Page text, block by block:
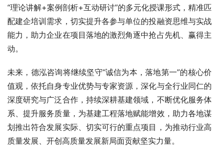
“理论讲解+案例剖析+互动研讨”的多元化授课形式，精准匹
配建企培训需求，切实提升各参与单位的投融资思维与实战
能力，助力企业在项目落地的激烈角逐中抢占先机、赢得主
动。
未来，德泓咨询将继续坚守“诚信为本，落地第一”的核心价
值观，依托自身专业优势与专家资源，深化与全行业同仁的
深度研究与广泛合作，持续深耕基建领域，不断优化服务体
系、提升服务质量，为基建工程落地赋能增效，助力各地谋
划推出符合发展实际、切实可行的重点项目，为推动行业高
质量发展、开创高质量发展新局面贡献坚实力量。